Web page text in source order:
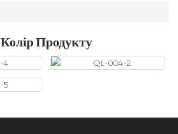
Колір Продукту